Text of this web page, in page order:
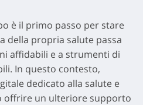
è il primo passo per stare
della propria salute passa
affidabili e a strumenti di
In questo contesto,
dedicato alla salute e
offrire un ulteriore supporto